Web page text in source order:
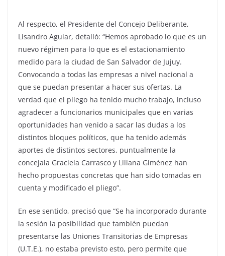
Al respecto, el Presidente del Concejo Deliberante,
Lisandro Aguiar, detalló: “Hemos aprobado lo que es un
nuevo régimen para lo que es el estacionamiento
medido para la ciudad de San Salvador de Jujuy.
Convocando a todas las empresas a nivel nacional a
que se puedan presentar a hacer sus ofertas. La
verdad que el pliego ha tenido mucho trabajo, incluso
agradecer a funcionarios municipales que en varias
oportunidades han venido a sacar las dudas a los
distintos bloques políticos, que ha tenido además
aportes de distintos sectores, puntualmente la
concejala Graciela Carrasco y Liliana Giménez han
hecho propuestas concretas que han sido tomadas en
cuenta y modificado el pliego”.
En ese sentido, precisó que “Se ha incorporado durante
la sesión la posibilidad que también puedan
presentarse las Uniones Transitorias de Empresas
(U.T.E.), no estaba previsto esto, pero permite que